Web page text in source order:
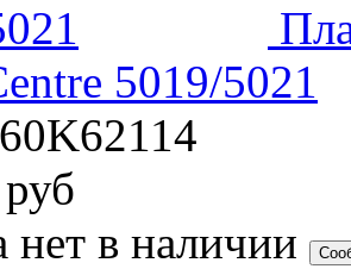
5019/5021
руб
нет в наличии